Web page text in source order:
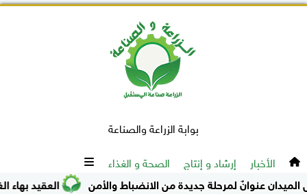
العقيد بهاء عنوانٌ لمرحلة جديدة من الانضباط والأمن
بوابة الزراعة والصناعة
الأخبار
إرشاد و إنتاج
الصحة و الغذاء
جميع الحقوق محفوظة©2016 - 2026 - الزراعة والصناعة